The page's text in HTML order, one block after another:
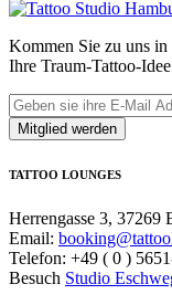
Kommen Sie zu uns
Ihre Traum-Tattoo-
TATTOO LOUNGES
Herrengasse 3, 37269
Email:
Telefon: +49 ( 0 )
Besuch Studio